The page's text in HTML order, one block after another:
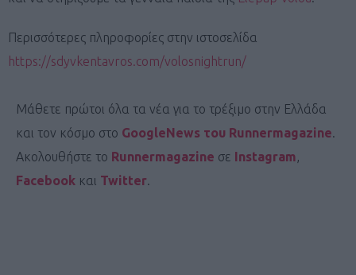
Περισσότερες πληροφορίες στην ιστοσελίδα
https://sdyvkentavros.com/volosnightrun/
Μάθετε πρώτοι όλα τα νέα για το τρέξιμο στην Ελλάδα
και τον κόσμο στο GoogleNews του Runnermagazine.
Ακολουθήστε το Runnermagazine σε Instagram,
Facebook και Twitter.